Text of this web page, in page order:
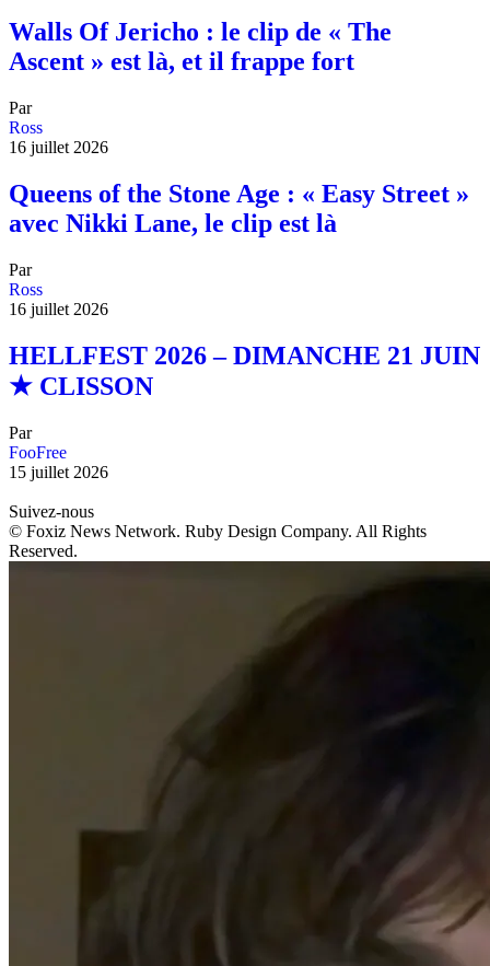
Walls Of Jericho : le clip de « The
Ascent » est là, et il frappe fort
Par
Ross
16 juillet 2026
Queens of the Stone Age : « Easy Street »
avec Nikki Lane, le clip est là
Par
Ross
16 juillet 2026
HELLFEST 2026 – DIMANCHE 21 JUIN
★ CLISSON
Par
FooFree
15 juillet 2026
Suivez-nous
© Foxiz News Network. Ruby Design Company. All Rights
Reserved.